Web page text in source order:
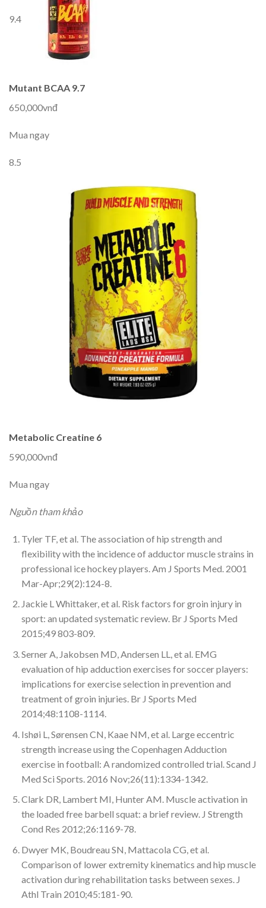
9.4
Mutant BCAA 9.7
650,000vnđ
Mua ngay
8.5
Metabolic Creatine 6
590,000vnđ
Mua ngay
Nguồn tham khảo
Tyler TF, et al. The association of hip strength and
flexibility with the incidence of adductor muscle strains in
professional ice hockey players. Am J Sports Med. 2001
Mar-Apr;29(2):124-8.
Jackie L Whittaker, et al. Risk factors for groin injury in
sport: an updated systematic review. Br J Sports Med
2015;49 803-809.
Serner A, Jakobsen MD, Andersen LL, et al. EMG
evaluation of hip adduction exercises for soccer players:
implications for exercise selection in prevention and
treatment of groin injuries. Br J Sports Med
2014;48:1108-1114.
Ishøi L, Sørensen CN, Kaae NM, et al. Large eccentric
strength increase using the Copenhagen Adduction
exercise in football: A randomized controlled trial. Scand J
Med Sci Sports. 2016 Nov;26(11):1334-1342.
Clark DR, Lambert MI, Hunter AM. Muscle activation in
the loaded free barbell squat: a brief review. J Strength
Cond Res 2012;26:1169-78.
Dwyer MK, Boudreau SN, Mattacola CG, et al.
Comparison of lower extremity kinematics and hip muscle
activation during rehabilitation tasks between sexes. J
Athl Train 2010;45:181-90.